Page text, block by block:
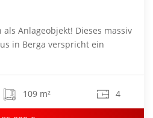
als Anlageobjekt! Dieses massiv
in Berga verspricht ein
109 m² 4